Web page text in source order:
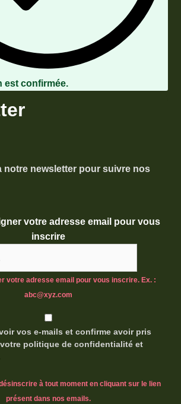
est confirmée.
notre newsletter pour suivre nos
votre adresse email pour vous
inscrire
votre adresse email pour vous inscrire. Ex. :
abc@xyz.com
vos e-mails et confirme avoir pris
politique de confidentialité et
à tout moment en cliquant sur le lien
présent dans nos emails.